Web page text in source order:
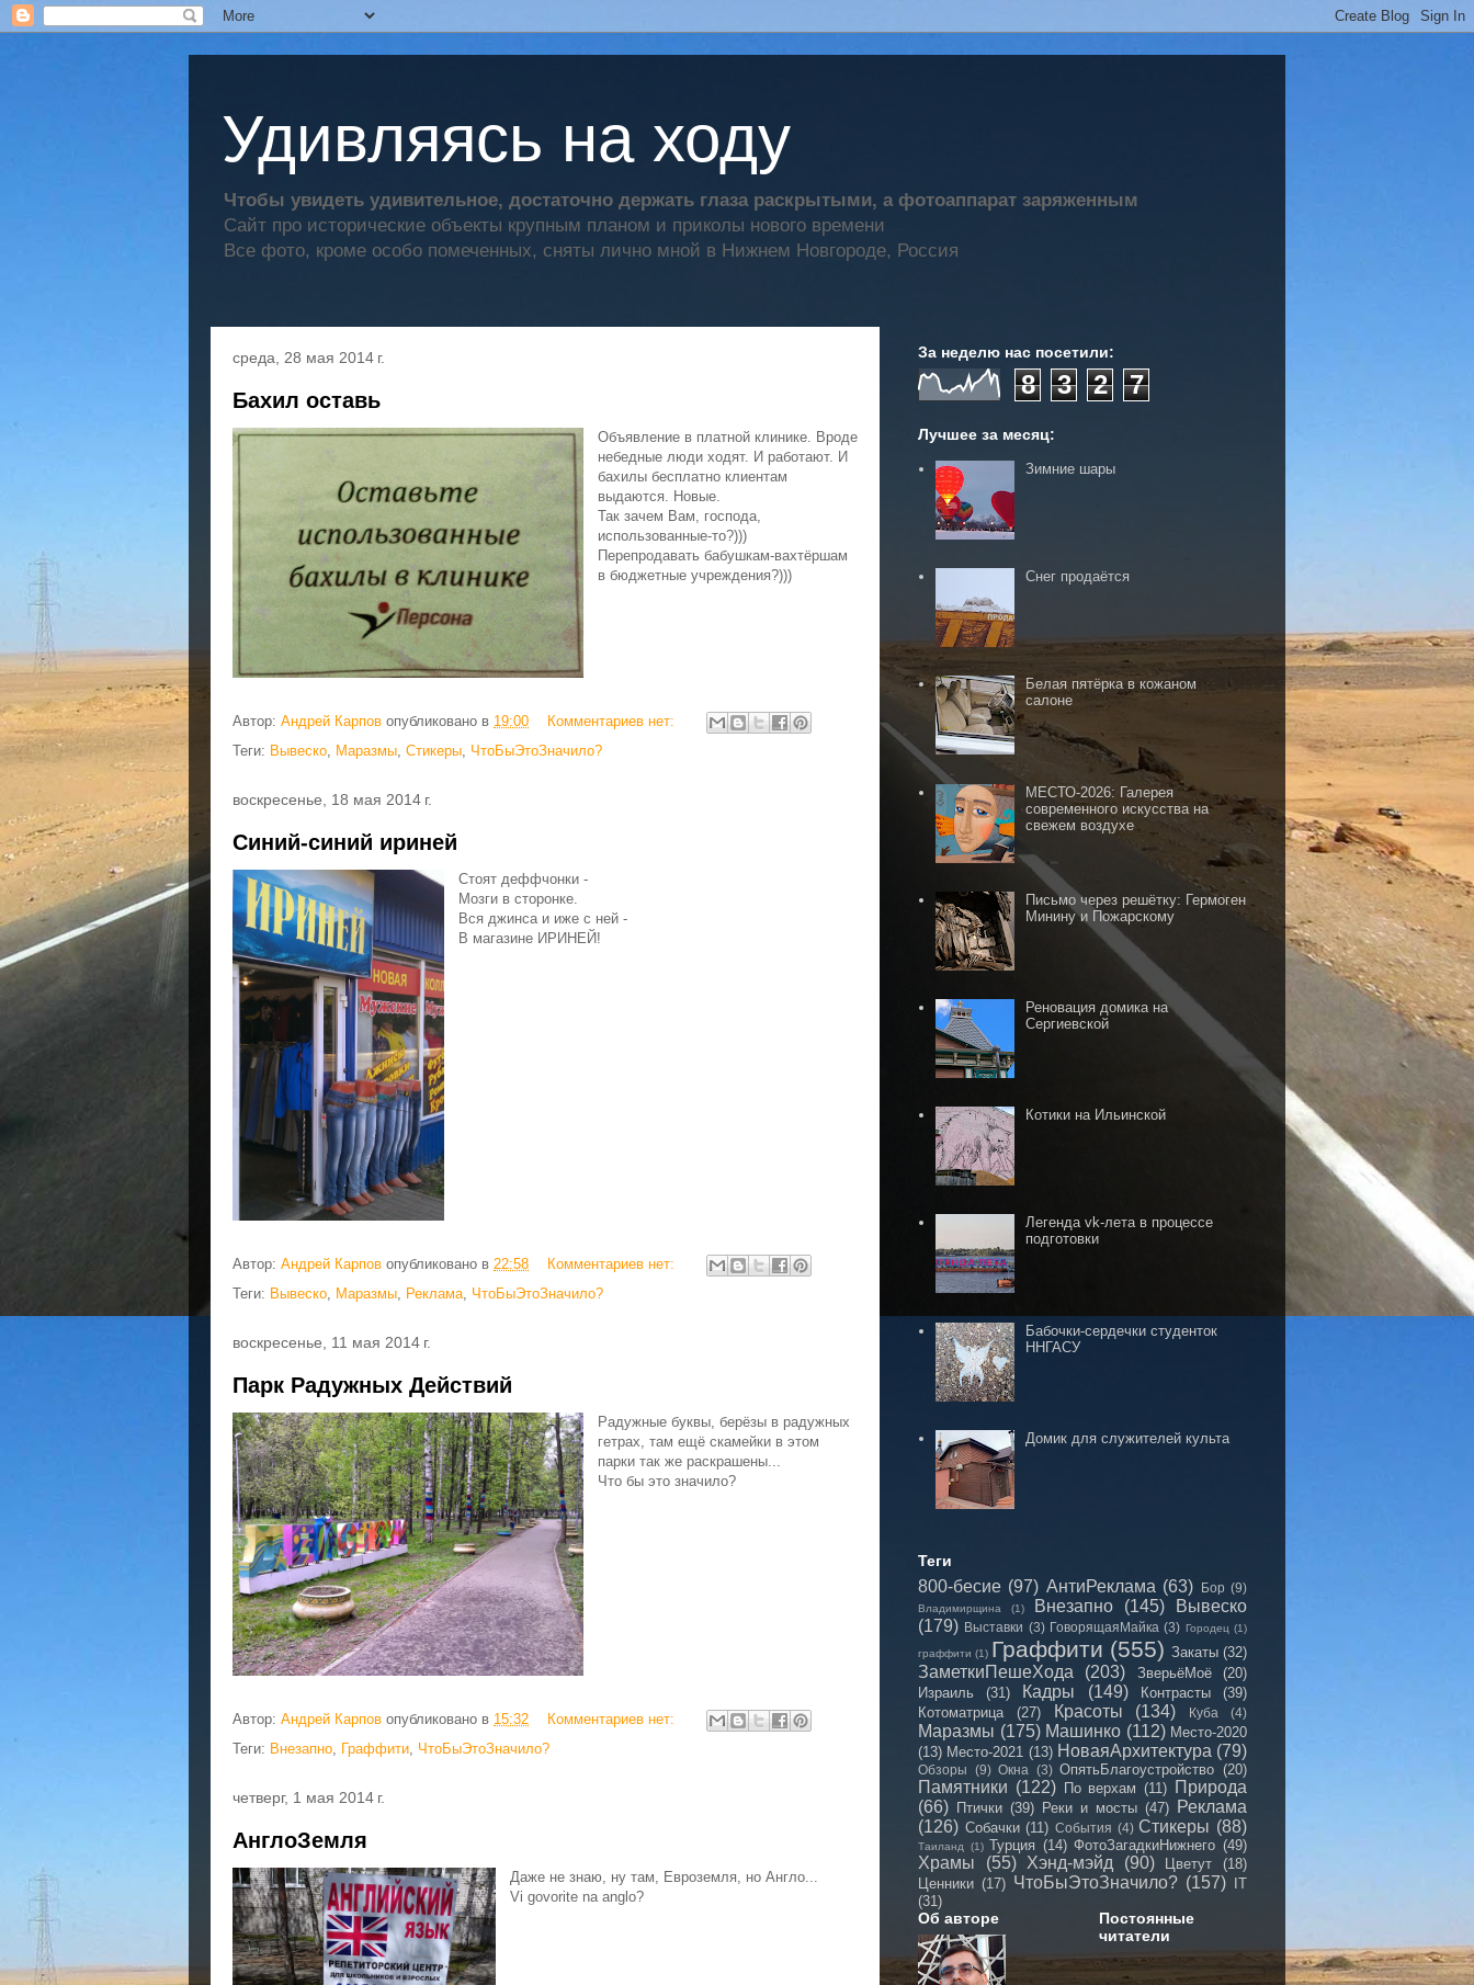
Удивляясь на ходу
Чтобы увидеть удивительное, достаточно держать глаза раскрытыми, а фотоаппарат заряженным
Сайт про исторические объекты крупным планом и приколы нового времени
Все фото, кроме особо помеченных, сняты лично мной в Нижнем Новгороде, Россия
среда, 28 мая 2014 г.
Бахил оставь
Объявление в платной клинике. Вроде
небедные люди ходят. И работают. И
бахилы бесплатно клиентам
выдаются. Новые.
Так зачем Вам, господа,
использованные-то?)))
Перепродавать бабушкам-вахтёршам
в бюджетные учреждения?)))
Автор: Андрей Карпов опубликовано в 19:00
Комментариев нет:
Теги: Вывеско, Маразмы, Стикеры, ЧтоБыЭтоЗначило?
воскресенье, 18 мая 2014 г.
Синий-синий ириней
Стоят деффчонки -
Мозги в сторонке.
Вся джинса и иже с ней -
В магазине ИРИНЕЙ!
Автор: Андрей Карпов опубликовано в 22:58
Комментариев нет:
Теги: Вывеско, Маразмы, Реклама, ЧтоБыЭтоЗначило?
воскресенье, 11 мая 2014 г.
Парк Радужных Действий
Радужные буквы, берёзы в радужных
гетрах, там ещё скамейки в этом
парки так же раскрашены...
Что бы это значило?
Автор: Андрей Карпов опубликовано в 15:32
Комментариев нет:
Теги: Внезапно, Граффити, ЧтоБыЭтоЗначило?
четверг, 1 мая 2014 г.
АнглоЗемля
Даже не знаю, ну там, Евроземля, но Англо...
Vi govorite na anglo?
За неделю нас посетили:
8 3 2 7
Лучшее за месяц:
Зимние шары
Снег продаётся
Белая пятёрка в кожаном
салоне
МЕСТО-2026: Галерея
современного искусства на
свежем воздухе
Письмо через решётку: Гермоген
Минину и Пожарскому
Реновация домика на
Сергиевской
Котики на Ильинской
Легенда vk-лета в процессе
подготовки
Бабочки-сердечки студенток
ННГАСУ
Домик для служителей культа
Теги
800-бесие (97) АнтиРеклама (63) Бор (9)
Владимирщина (1) Внезапно (145)
Вывеско
(179) Выставки (3) ГоворящаяМайка (3) Городец (1)
граффити (1) Граффити (555) Закаты (32)
ЗаметкиПешеХода (203) ЗверьёМоё
(20)
Израиль
(31) Кадры (149) Контрасты
(39)
Котоматрица
(27) Красоты (134) Куба (4)
Маразмы (175) Машинко (112) Место-2020
(13) Место-2021 (13) НоваяАрхитектура (79)
Обзоры (9) Окна (3) ОпятьБлагоустройство (20)
Памятники (122) По верхам (11) Природа
(66) Птички (39) Реки и мосты (47) Реклама
(126) Собачки (11) События (4) Стикеры (88)
Таиланд (1) Турция (14) ФотоЗагадкиНижнего (49)
Храмы (55) Хэнд-мэйд (90) Цветут
(18)
Ценники (17) ЧтоБыЭтоЗначило? (157)
IT
(31)
Об авторе
Постоянные
читатели